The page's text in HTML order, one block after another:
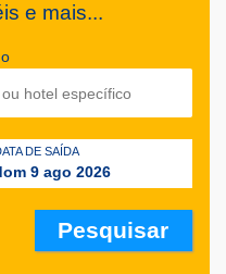
e mais...
DE SAÍDA
9 ago 2026